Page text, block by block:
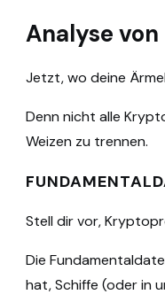
Analyse
Jetzt, wo deine
Denn nicht alle
Weizen zu trennen.
Stell dir vor,
Die
hat, Schiffe (oder in